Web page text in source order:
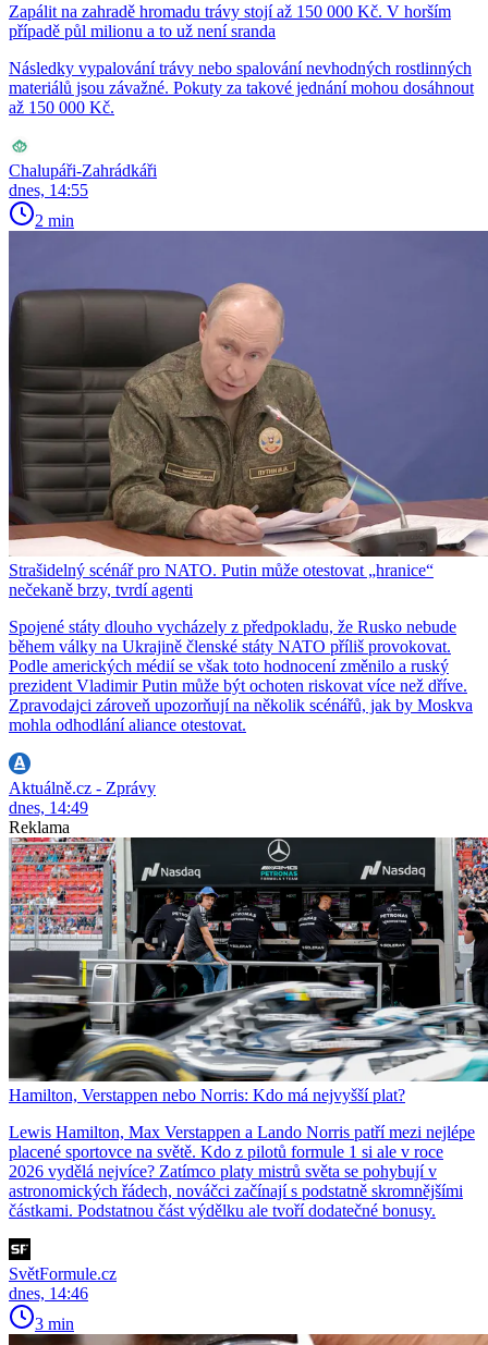
Zapálit na zahradě hromadu trávy stojí až 150 000 Kč. V horším
případě půl milionu a to už není sranda
Následky vypalování trávy nebo spalování nevhodných rostlinných
materiálů jsou závažné. Pokuty za takové jednání mohou dosáhnout
až 150 000 Kč.
Chalupáři-Zahrádkáři
dnes, 14:55
2 min
Strašidelný scénář pro NATO. Putin může otestovat „hranice“
nečekaně brzy, tvrdí agenti
Spojené státy dlouho vycházely z předpokladu, že Rusko nebude
během války na Ukrajině členské státy NATO příliš provokovat.
Podle amerických médií se však toto hodnocení změnilo a ruský
prezident Vladimir Putin může být ochoten riskovat více než dříve.
Zpravodajci zároveň upozorňují na několik scénářů, jak by Moskva
mohla odhodlání aliance otestovat.
Aktuálně.cz - Zprávy
dnes, 14:49
Reklama
Hamilton, Verstappen nebo Norris: Kdo má nejvyšší plat?
Lewis Hamilton, Max Verstappen a Lando Norris patří mezi nejlépe
placené sportovce na světě. Kdo z pilotů formule 1 si ale v roce
2026 vydělá nejvíce? Zatímco platy mistrů světa se pohybují v
astronomických řádech, nováčci začínají s podstatně skromnějšími
částkami. Podstatnou část výdělku ale tvoří dodatečné bonusy.
SvětFormule.cz
dnes, 14:46
3 min